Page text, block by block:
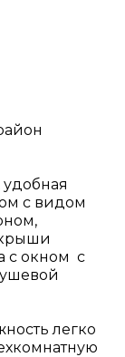
с видом
с окном с
легко